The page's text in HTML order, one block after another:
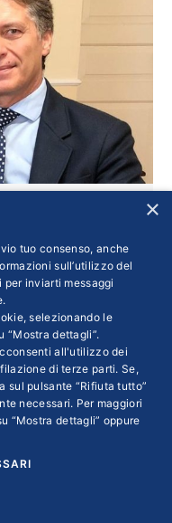
a ripensare le
di Piccola
essendo più
siano
grande progetto
Regioni giochino
Ue. La
reshoring”
×
tuo consenso, anche
sull’utilizzo del
inviarti messaggi
selezionando le
“Mostra dettagli”.
all'utilizzo dei
di terze parti. Se,
sul pulsante “Rifiuta tutto”
necessari. Per maggiori
“Mostra dettagli” oppure